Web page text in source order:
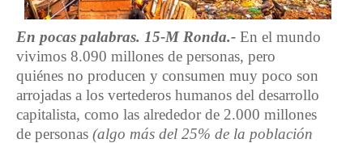
En pocas palabras. 15-M Ronda.- En el mundo
vivimos 8.090 millones de personas, pero
quiénes no producen y consumen muy poco son
arrojadas a los vertederos humanos del desarrollo
capitalista, como las alrededor de 2.000 millones
de personas (algo más del 25% de la población